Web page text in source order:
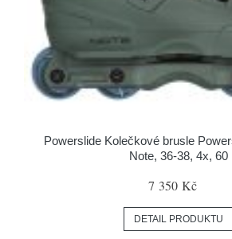
Powerslide Kolečkové brusle
Note, 36-38, 4x, 60
7 350 Kč
DETAIL PRODUKTU